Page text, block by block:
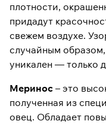
плотности,
придадут
свежем воздухе.
случайным
уникален — только
Меринос – это
полученная из
овец. Обладает